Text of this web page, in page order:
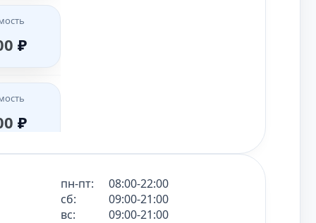
₽
₽
₽
₽
пн-пт:
08:00-22:00
сб:
09:00-21:00
вс:
09:00-21:00